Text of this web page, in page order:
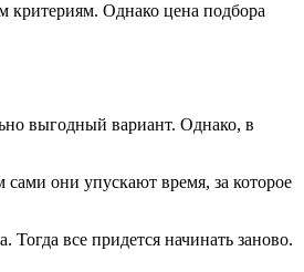
критериям. Однако цена подбора
выгодный вариант. Однако, в
они упускают время, за которое
все придется начинать заново.